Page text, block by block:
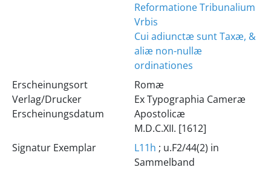
Reformatione Tribunalium
Vrbis
Cui adiunctæ sunt Taxæ, &
aliæ non-nullæ
ordinationes
Erscheinungsort
Verlag/Drucker
Erscheinungsdatum
Romæ
Ex Typographia Cameræ
Apostolicæ
M.D.C.XII. [1612]
Signatur Exemplar
L11h ; u.F2/44(2) in
Sammelband